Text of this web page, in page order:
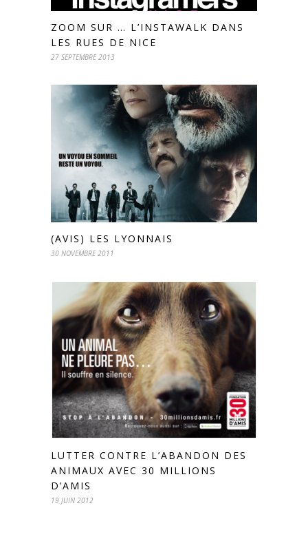
ZOOM SUR … L’INSTAWALK DANS
LES RUES DE NICE
27 SEPTEMBRE 2013
(AVIS) LES LYONNAIS
30 NOVEMBRE 2011
LUTTER CONTRE L’ABANDON DES
ANIMAUX AVEC 30 MILLIONS
D’AMIS
19 JUIN 2012